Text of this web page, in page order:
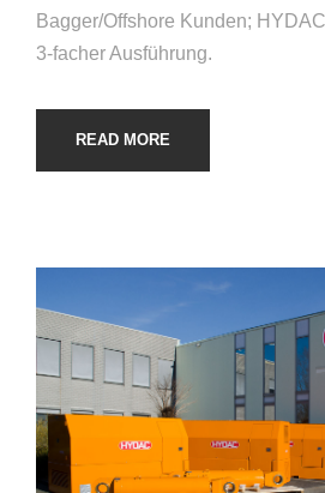
Bagger/Offshore Kunden;
3-facher Ausführung.
READ MORE